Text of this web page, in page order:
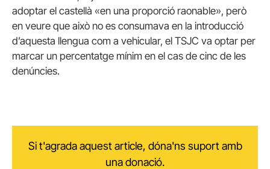
adoptar el castellà «en una proporció raonable», però
en veure que això no es consumava en la introducció
d’aquesta llengua com a vehicular, el TSJC va optar per
marcar un percentatge mínim en el cas de cinc de les
denúncies.
Si t'agrada aquest article, dóna'ns suport amb
una donació.